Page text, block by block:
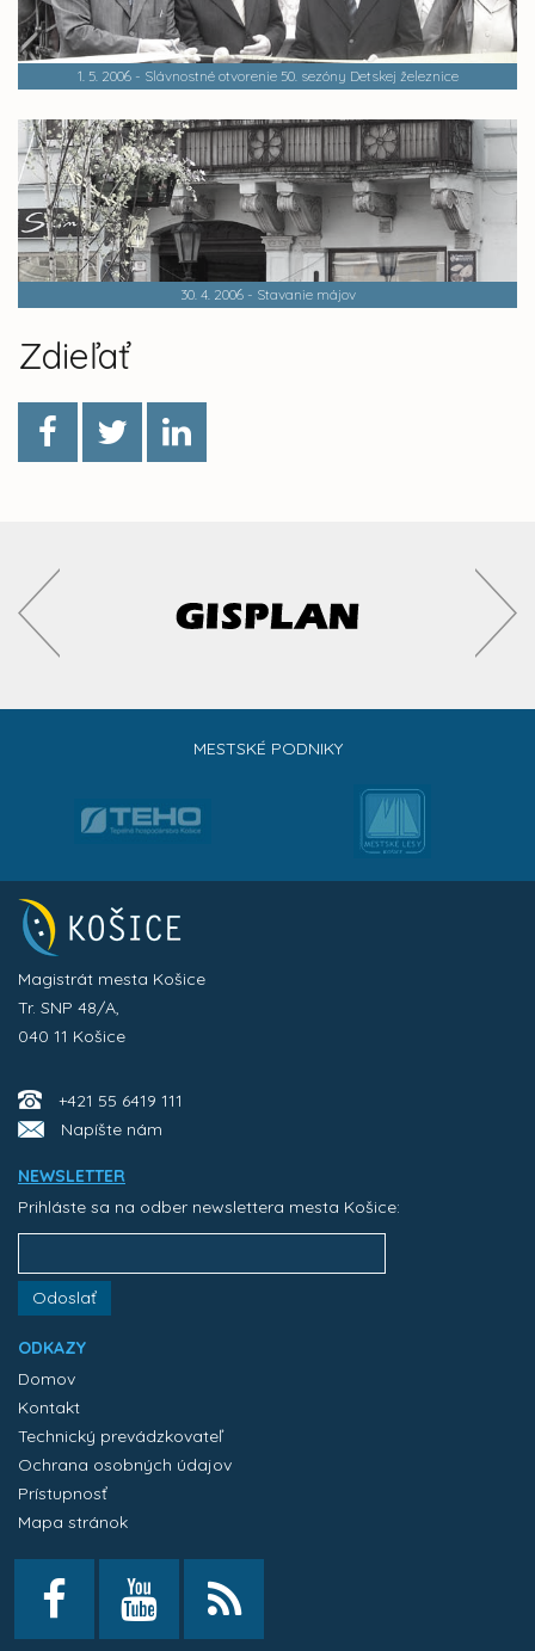
1. 5. 2006 - Slávnostné otvorenie 50. sezóny Detskej železnice
30. 4. 2006 - Stavanie májov
Zdieľať
MESTSKÉ PODNIKY
Magistrát mesta Košice
Tr. SNP 48/A,
040 11 Košice
+421 55 6419 111
Napíšte nám
NEWSLETTER
Prihláste sa na odber newslettera mesta Košice:
Odoslať
ODKAZY
Domov
Kontakt
Technický prevádzkovateľ
Ochrana osobných údajov
Prístupnosť
Mapa stránok